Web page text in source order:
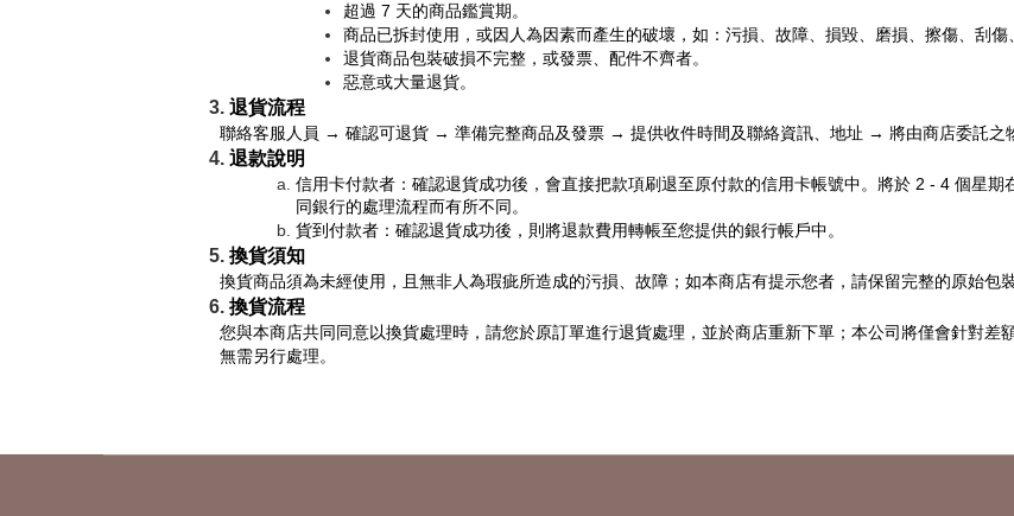
超過 7 天的商品鑑賞期。
商品已拆封使用，或因人為因素而產生的破壞，如：污損、故障、損毀、磨損、擦傷、刮傷
退貨商品包裝破損不完整，或發票、配件不齊者。
惡意或大量退貨。
退貨流程
聯絡客服人員 → 確認可退貨 → 準備完整商品及發票 → 提供收件時間及聯絡資訊、地址 → 將由商店委託之
退款說明
信用卡付款者：確認退貨成功後，會直接把款項刷退至原付款的信用卡帳號中。將於 2 - 4 個星
同銀行的處理流程而有所不同。
貨到付款者：確認退貨成功後，則將退款費用轉帳至您提供的銀行帳戶中。
換貨須知
換貨商品須為未經使用，且無非人為瑕疵所造成的污損、故障；如本商店有提示您者，請保留完整的原始包
換貨流程
您與本商店共同同意以換貨處理時，請您於原訂單進行退貨處理，並於商店重新下單；本公司將僅會針對
無需另行處理。